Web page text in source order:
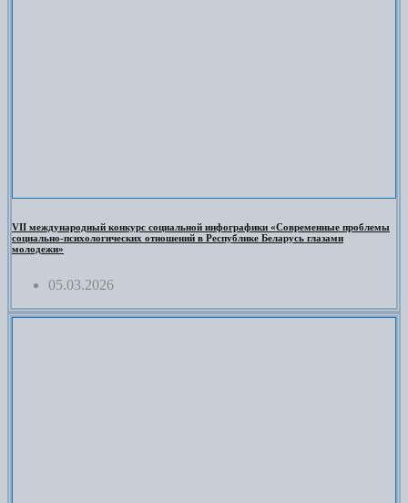
VII международный конкурс социальной инфографики «Современные проблемы
социально-психологических отношений в Республике Беларусь глазами
молодежи»
05.03.2026